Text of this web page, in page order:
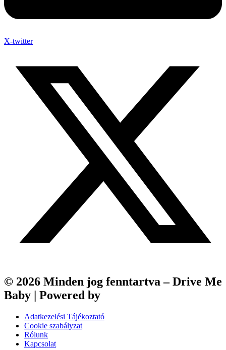
X-twitter
© 2026 Minden jog fenntartva – Drive Me
Baby | Powered by
Adatkezelési Tájékoztató
Cookie szabályzat
Rólunk
Kapcsolat